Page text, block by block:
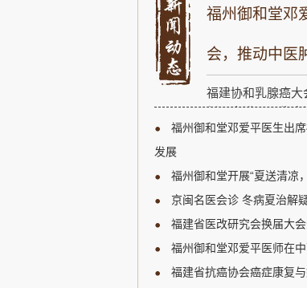
福州御和堂邓
会，推动中医
福建协和乳腺癌
新研究进展、临
展开深入讨论，
肿瘤领域的知名专
福州御和堂邓爱平医生出
发展
福州御和堂开展“夏送清凉
京闽名医会诊 冬病夏治解
福建省医改研究会换届大
福州御和堂邓爱平医师在
福建省抗癌协会癌症康复